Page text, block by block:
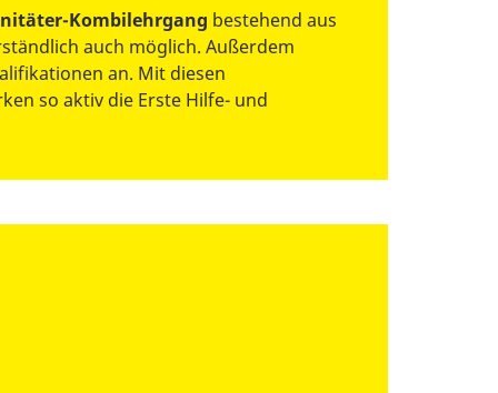
Kombilehrgang bestehend aus
auch möglich. Außerdem
an. Mit diesen
so aktiv die Erste Hilfe- und